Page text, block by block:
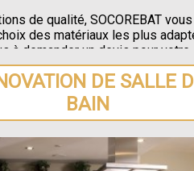
de qualité, SOCOREBAT vous
des matériaux les plus
à demander un devis pour votre
à Saint-Germain-la-
DE SALLE
BAIN